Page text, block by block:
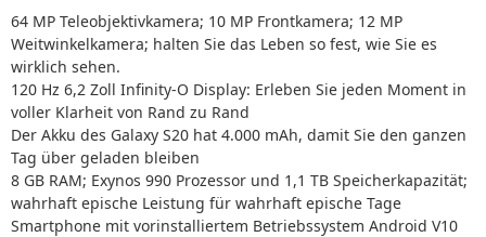
64 MP Teleobjektivkamera; 10 MP Frontkamera; 12 MP
Weitwinkelkamera; halten Sie das Leben so fest, wie Sie es
wirklich sehen.
120 Hz 6,2 Zoll Infinity-O Display: Erleben Sie jeden Moment in
voller Klarheit von Rand zu Rand
Der Akku des Galaxy S20 hat 4.000 mAh, damit Sie den ganzen
Tag über geladen bleiben
8 GB RAM; Exynos 990 Prozessor und 1,1 TB Speicherkapazität;
wahrhaft epische Leistung für wahrhaft epische Tage
Smartphone mit vorinstalliertem Betriebssystem Android V10